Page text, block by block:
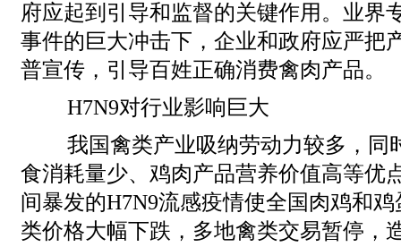
府应起到引导和监督的关键作用。业界
事件的巨大冲击下，企业和政府应严把
普宣传，引导百姓正确消费禽肉产品。
H7N9对行业影响巨大
我国禽类产业吸纳劳动力较多，同
食消耗量少、鸡肉产品营养价值高等优
间暴发的H7N9流感疫情使全国肉鸡和
类价格大幅下跌，多地禽类交易暂停，